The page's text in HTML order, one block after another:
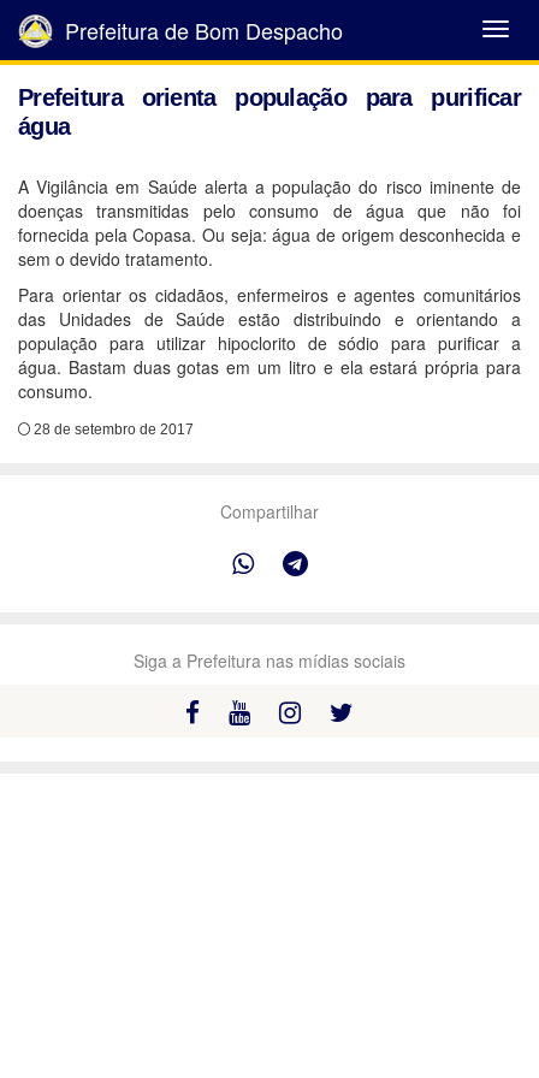
Abrir
Menu
Prefeitura de Bom Despacho
Prefeitura orienta população para purificar
água
A Vigilância em Saúde alerta a população do risco iminente de
doenças transmitidas pelo consumo de água que não foi
fornecida pela Copasa. Ou seja: água de origem desconhecida e
sem o devido tratamento.
Para orientar os cidadãos, enfermeiros e agentes comunitários
das Unidades de Saúde estão distribuindo e orientando a
população para utilizar hipoclorito de sódio para purificar a
água. Bastam duas gotas em um litro e ela estará própria para
consumo.
28 de setembro de 2017
Compartilhar
Siga a Prefeitura nas mídias sociais